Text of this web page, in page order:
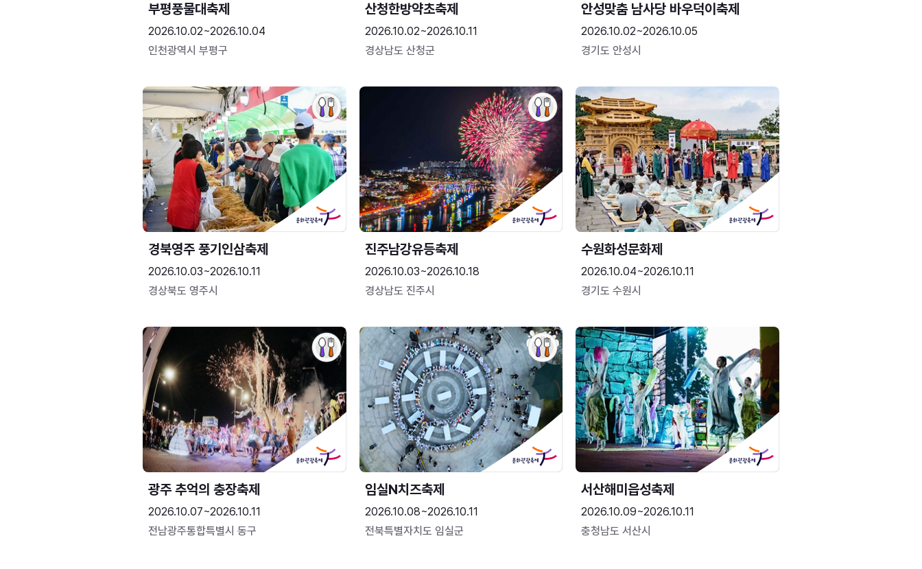
부평풍물대축제
2026.10.02~2026.10.04
인천광역시 부평구
산청한방약초축제
2026.10.02~2026.10.11
경상남도 산청군
안성맞춤 남사당 바우덕이축제
2026.10.02~2026.10.05
경기도 안성시
경북영주 풍기인삼축제
2026.10.03~2026.10.11
경상북도 영주시
진주남강유등축제
2026.10.03~2026.10.18
경상남도 진주시
수원화성문화제
2026.10.04~2026.10.11
경기도 수원시
광주 추억의 충장축제
2026.10.07~2026.10.11
전남광주통합특별시 동구
임실N치즈축제
2026.10.08~2026.10.11
전북특별자치도 임실군
서산해미읍성축제
2026.10.09~2026.10.11
충청남도 서산시